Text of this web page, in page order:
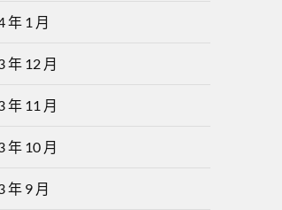
年 1 月
年 12 月
年 11 月
年 10 月
年 9 月